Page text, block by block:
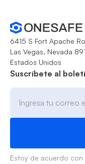
6415 S Fort Apache
Las Vegas, Nevada
Estados Unidos
Suscríbete al
Estoy de acuerdo con